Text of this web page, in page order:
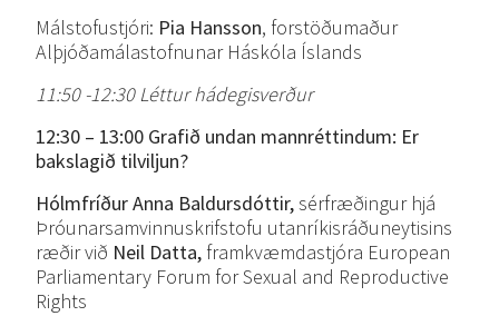
Málstofustjóri: Pia Hansson, forstöðumaður
Alþjóðamálastofnunar Háskóla Íslands
11:50 -12:30 Léttur hádegisverður
12:30 – 13:00 Grafið undan mannréttindum: Er
bakslagið tilviljun?
Hólmfríður Anna Baldursdóttir,sérfræðingur hjá
Þróunarsamvinnuskrifstofu utanríkisráðuneytisins
ræðir við Neil Datta, framkvæmdastjóra European
Parliamentary Forum for Sexual and Reproductive
Rights